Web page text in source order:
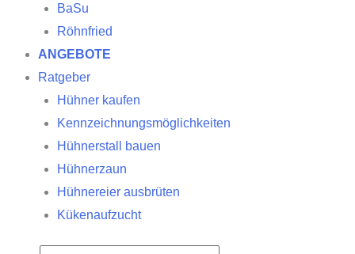
BaSu
Röhnfried
ANGEBOTE
Ratgeber
Hühner kaufen
Kennzeichnungsmöglichkeiten
Hühnerstall bauen
Hühnerzaun
Hühnereier ausbrüten
Kükenaufzucht